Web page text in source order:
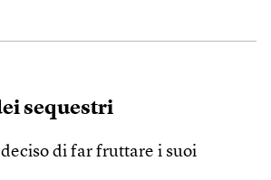
sequestri
di far fruttare i suoi